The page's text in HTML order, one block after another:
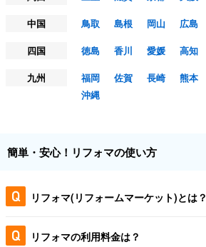
中国
鳥取 島根 岡山 広島
四国
徳島 香川 愛媛
高知
九州
福岡 佐賀 長崎 熊本
沖縄
簡単・安心！リフォマの使い方
リフォマ(リフォームマーケット)とは？
リフォマの利用料金は？